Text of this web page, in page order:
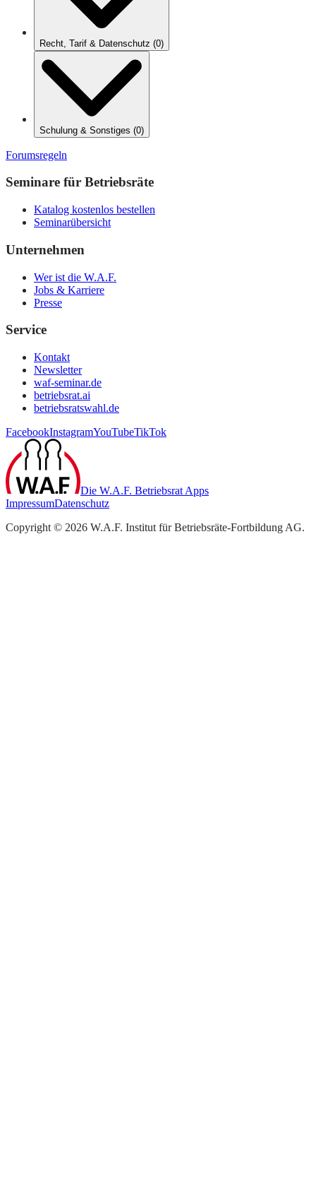
Recht, Tarif & Datenschutz (0)
Schulung & Sonstiges (0)
Forumsregeln
Seminare für Betriebsräte
Katalog kostenlos bestellen
Seminarübersicht
Unternehmen
Wer ist die W.A.F.
Jobs & Karriere
Presse
Service
Kontakt
Newsletter
waf-seminar.de
betriebsrat.ai
betriebsratswahl.de
FacebookInstagramYouTubeTikTok
Die W.A.F. Betriebsrat Apps
ImpressumDatenschutz
Copyright © 2026 W.A.F. Institut für Betriebsräte-Fortbildung AG.